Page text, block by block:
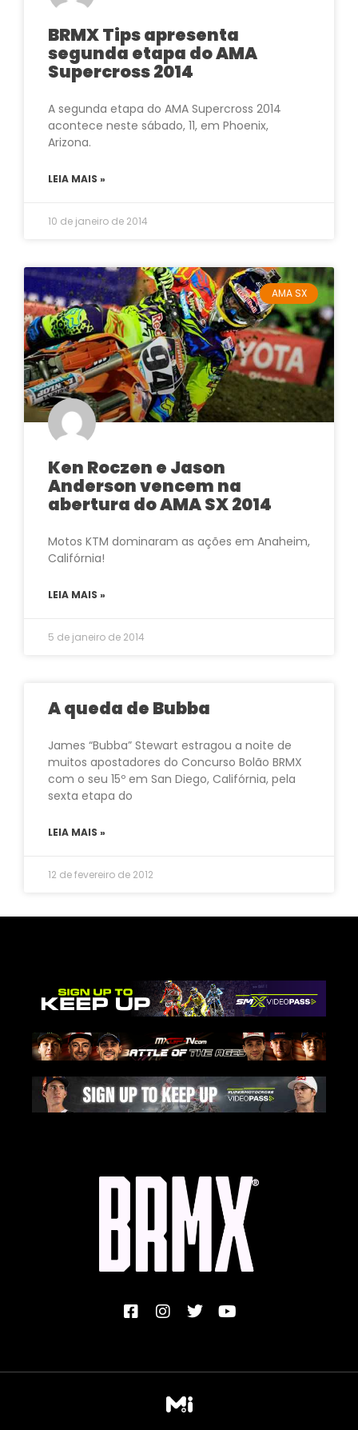
BRMX Tips apresenta
segunda etapa do AMA
Supercross 2014
A segunda etapa do AMA Supercross 2014
acontece neste sábado, 11, em Phoenix,
Arizona.
LEIA MAIS »
10 de janeiro de 2014
AMA SX
Ken Roczen e Jason
Anderson vencem na
abertura do AMA SX 2014
Motos KTM dominaram as ações em Anaheim,
Califórnia!
LEIA MAIS »
5 de janeiro de 2014
A queda de Bubba
James “Bubba” Stewart estragou a noite de
muitos apostadores do Concurso Bolão BRMX
com o seu 15º em San Diego, Califórnia, pela
sexta etapa do
LEIA MAIS »
12 de fevereiro de 2012